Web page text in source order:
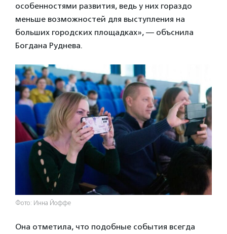
особенностями развития, ведь у них гораздо
меньше возможностей для выступления на
больших городских площадках», — объснила
Богдана Руднева.
Фото: Инна Йоффе
Она отметила, что подобные события всегда